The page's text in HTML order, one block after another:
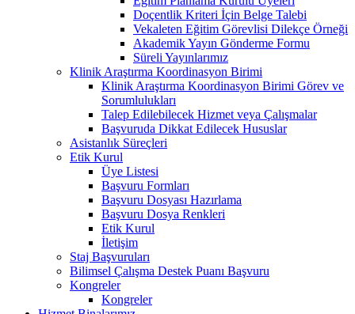
Doçentlik Kriteri İçin Belge Talebi
Vekaleten Eğitim Görevlisi Dilekçe Örneği
Akademik Yayın Gönderme Formu
Süreli Yayınlarımız
Klinik Araştırma Koordinasyon Birimi
Klinik Araştırma Koordinasyon Birimi Görev ve
Sorumlulukları
Talep Edilebilecek Hizmet veya Çalışmalar
Başvuruda Dikkat Edilecek Hususlar
Asistanlık Süreçleri
Etik Kurul
Üye Listesi
Başvuru Formları
Başvuru Dosyası Hazırlama
Başvuru Dosya Renkleri
Etik Kurul
İletişim
Staj Başvuruları
Bilimsel Çalışma Destek Puanı Başvuru
Kongreler
Kongreler